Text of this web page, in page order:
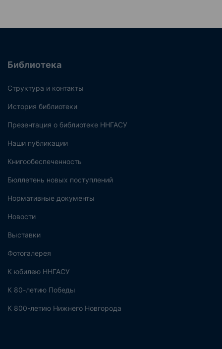
Библиотека
Структура и контакты
История библиотеки
Презентация о библиотеке ННГАСУ
Наши публикации
Книгообеспеченность
Бюллетень новых поступлений
Нормативные документы
Новости
Выставки
Фотогалерея
К юбилею ННГАСУ
К 80-летию Победы
К 800-летию Нижнего Новгорода